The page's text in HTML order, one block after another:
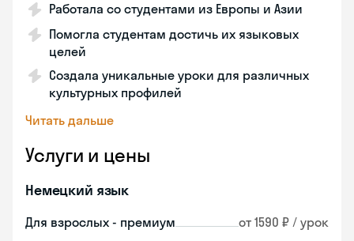
Работала со студентами из Европы и Азии
Помогла студентам достичь их языковых
целей
Создала уникальные уроки для различных
культурных профилей
Читать дальше
Услуги и цены
Немецкий язык
Для взрослых - премиум от 1590 ₽ / урок